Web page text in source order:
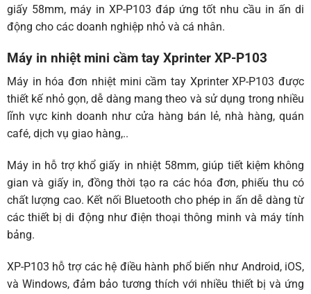
giấy 58mm, máy in XP-P103 đáp ứng tốt nhu cầu in ấn di
động cho các doanh nghiệp nhỏ và cá nhân.
Máy in nhiệt mini cầm tay Xprinter XP-P103
Máy in hóa đơn nhiệt mini cầm tay Xprinter XP-P103 được
thiết kế nhỏ gọn, dễ dàng mang theo và sử dụng trong nhiều
lĩnh vực kinh doanh như cửa hàng bán lẻ, nhà hàng, quán
café, dịch vụ giao hàng,..
Máy in hỗ trợ khổ giấy in nhiệt 58mm, giúp tiết kiệm không
gian và giấy in, đồng thời tạo ra các hóa đơn, phiếu thu có
chất lượng cao. Kết nối Bluetooth cho phép in ấn dễ dàng từ
các thiết bị di động như điện thoại thông minh và máy tính
bảng.
XP-P103 hỗ trợ các hệ điều hành phổ biến như Android, iOS,
và Windows, đảm bảo tương thích với nhiều thiết bị và ứng